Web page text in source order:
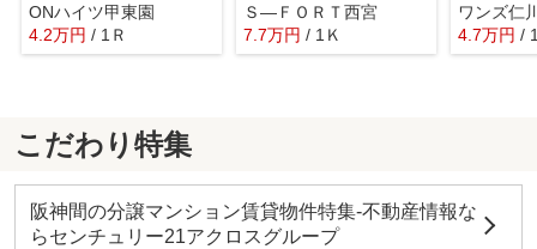
ONハイツ甲東園
4.2万円 / 1Ｒ
Ｓ―ＦＯＲＴ西宮
7.7万円/ 1Ｋ
ワンズ仁
4.7万円/
こだわり特集
阪神間の分譲マンション賃貸物件特集-不動産情報な
らセンチュリー21アクロスグループ